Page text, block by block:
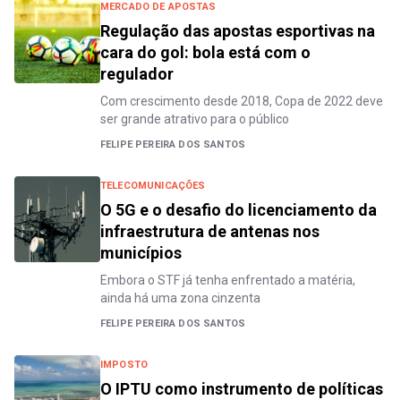
MERCADO DE APOSTAS
Regulação das apostas esportivas na
cara do gol: bola está com o
regulador
Com crescimento desde 2018, Copa de 2022 deve
ser grande atrativo para o público
FELIPE PEREIRA DOS SANTOS
TELECOMUNICAÇÕES
O 5G e o desafio do licenciamento da
infraestrutura de antenas nos
municípios
Embora o STF já tenha enfrentado a matéria,
ainda há uma zona cinzenta
FELIPE PEREIRA DOS SANTOS
IMPOSTO
O IPTU como instrumento de políticas